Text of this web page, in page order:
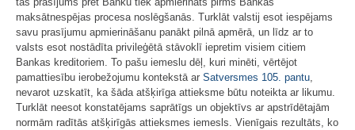
maksātnespējas procesa noslēgšanās. Turklāt valstij esot iespējams
savu prasījumu apmierināšanu panākt pilnā apmērā, un līdz ar to
valsts esot nostādīta privileģētā stāvoklī iepretim visiem citiem
Bankas kreditoriem. To pašu iemeslu dēļ, kuri minēti, vērtējot
pamattiesību ierobežojumu kontekstā ar Satversmes 105. pantu
nevarot uzskatīt, ka šāda atšķirīga attieksme būtu noteikta ar likumu.
Turklāt neesot konstatējams saprātīgs un objektīvs ar apstrīdētajām
normām radītās atšķirīgās attieksmes iemesls. Vienīgais rezultāts, ko